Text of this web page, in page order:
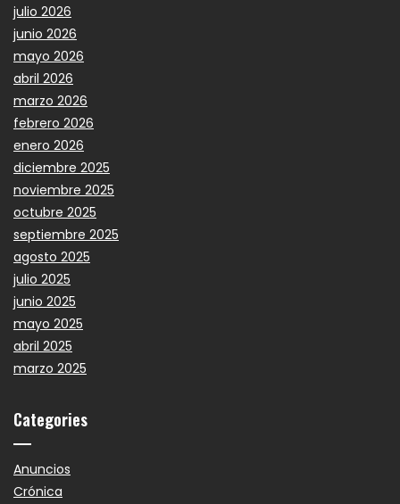
julio 2026
junio 2026
mayo 2026
abril 2026
marzo 2026
febrero 2026
enero 2026
diciembre 2025
noviembre 2025
octubre 2025
septiembre 2025
agosto 2025
julio 2025
junio 2025
mayo 2025
abril 2025
marzo 2025
Categories
Anuncios
Crónica